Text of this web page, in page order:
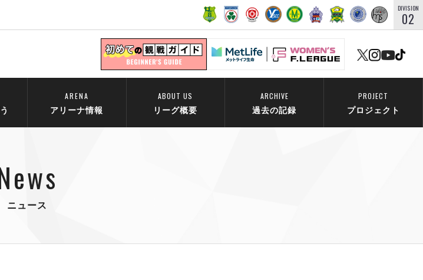
DIVISION
02
ARENA
アリーナ情報
ABOUT US
リーグ概要
ARCHIVE
過去の記録
PROJECT
プロジェクト
ニュース